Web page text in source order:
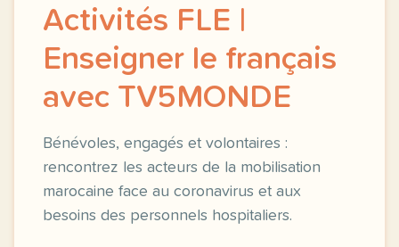
Activités FLE |
Enseigner le français
avec TV5MONDE
Bénévoles, engagés et volontaires :
rencontrez les acteurs de la mobilisation
marocaine face au coronavirus et aux
besoins des personnels hospitaliers.